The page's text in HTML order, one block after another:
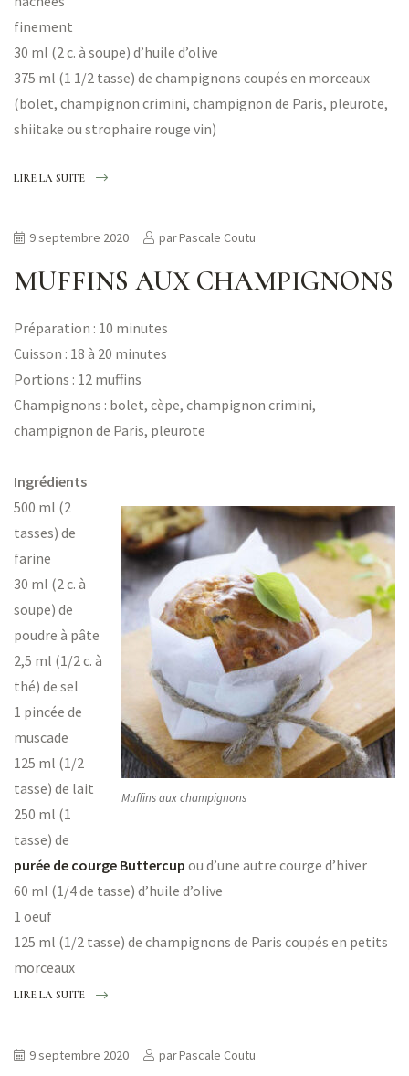
finement
30 ml (2 c. à soupe) d’huile d’olive
375 ml (1 1/2 tasse) de champignons coupés en morceaux
(bolet, champignon crimini, champignon de Paris, pleurote,
shiitake ou strophaire rouge vin)
LIRE LA SUITE
MUFFINS AUX CHAMPIGNONS
9 septembre 2020 parPascale Coutu
Préparation : 10 minutes
Cuisson : 18 à 20 minutes
Portions : 12 muffins
Champignons : bolet, cèpe, champignon crimini,
champignon de Paris, pleurote
Ingrédients
Muffins aux champignons
500 ml (2
tasses) de
farine
30 ml (2 c. à
soupe) de
poudre à pâte
2,5 ml (1/2 c. à
thé) de sel
1 pincée de
muscade
125 ml (1/2
tasse) de lait
250 ml (1
tasse) de
purée de courge Buttercup ou d’une autre courge d’hiver
60 ml (1/4 de tasse) d’huile d’olive
1 oeuf
125 ml (1/2 tasse) de champignons de Paris coupés en petits
morceaux
LIRE LA SUITE
9 septembre 2020 parPascale Coutu